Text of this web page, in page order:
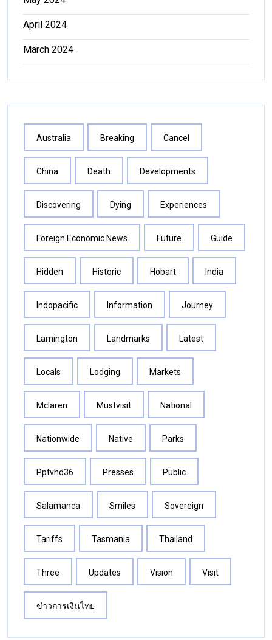
April 2024
March 2024
Australia Breaking Cancel
China Death Developments
Discovering Dying Experiences
Foreign Economic News Future Guide
Hidden Historic Hobart India
Indopacific Information Journey
Lamington Landmarks Latest
Locals Lodging Markets
Mclaren Mustvisit National
Nationwide Native Parks
Pptvhd36 Presses Public
Salamanca Smiles Sovereign
Tariffs Tasmania Thailand
Three Updates Vision Visit
ข่าวการเงินไทย